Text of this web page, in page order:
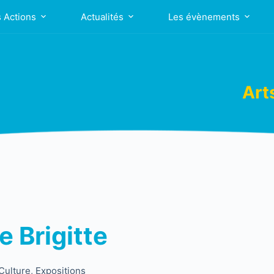
Actions Actualités Les évènements
Brigitte
, Expositions